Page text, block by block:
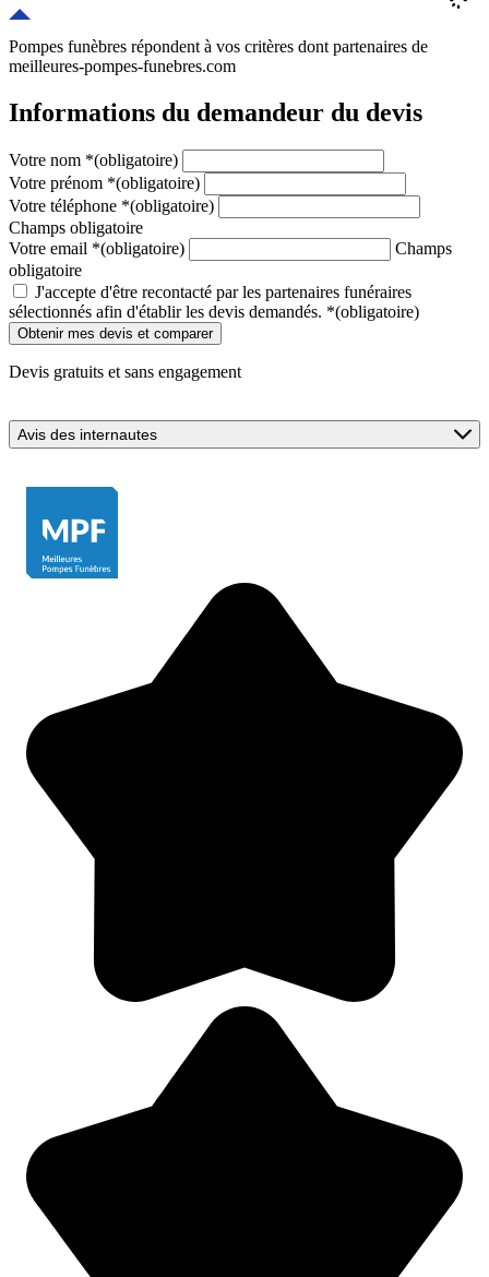
Pompes funèbres répondent à vos critères dont partenaires de
meilleures-pompes-funebres.com
Informations du demandeur du devis
Votre nom *(obligatoire)
Votre prénom *(obligatoire)
Votre téléphone *(obligatoire)
Champs obligatoire
Votre email *(obligatoire)
Champs
obligatoire
J'accepte d'être recontacté par les partenaires funéraires
sélectionnés afin d'établir les devis demandés. *(obligatoire)
Devis gratuits et sans engagement
Avis des internautes